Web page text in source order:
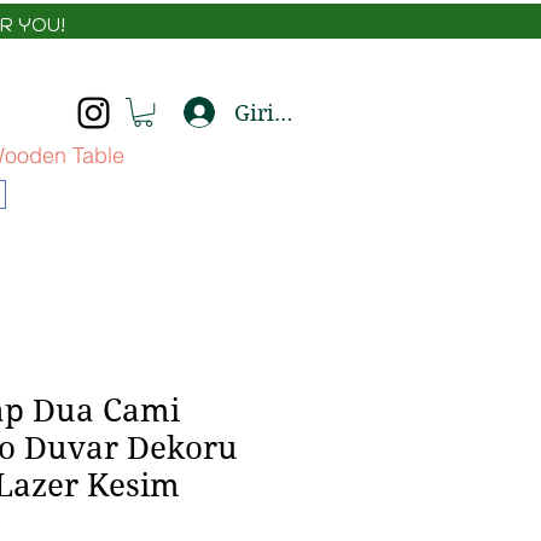
YOU!
Giriş yap
Table
Dua Cami
Duvar Dekoru
Kesim